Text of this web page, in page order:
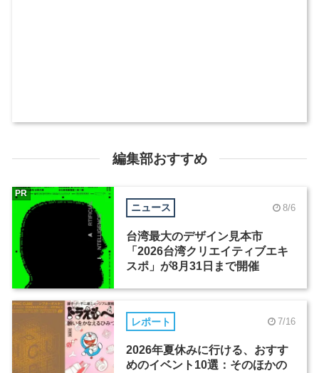
編集部おすすめ
ニュース 8/6
台湾最大のデザイン見本市
「2026台湾クリエイティブエキ
スポ」が8月31日まで開催
PR
レポート 7/16
2026年夏休みに行ける、おすす
めのイベント10選：そのほかの